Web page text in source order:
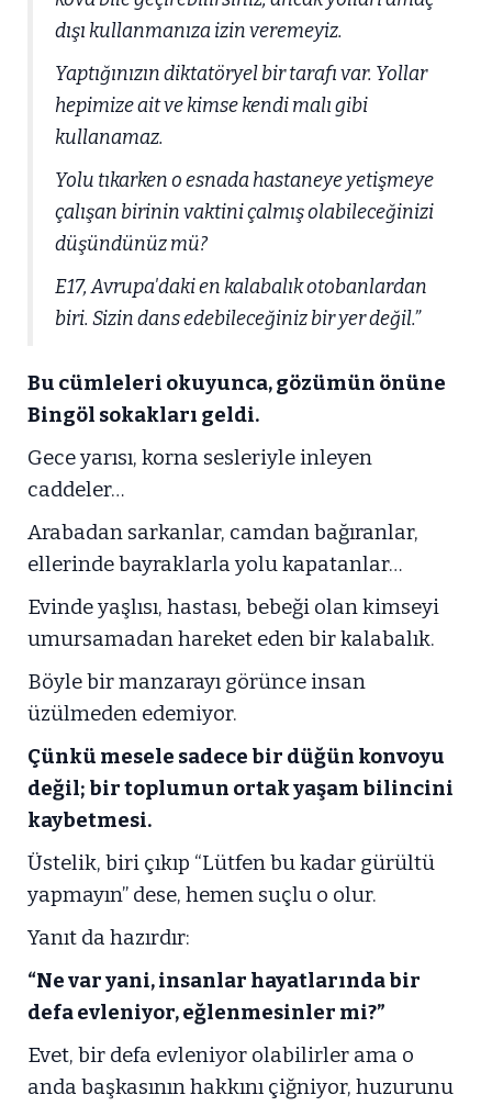
dışı kullanmanıza izin veremeyiz.
Yaptığınızın diktatöryel bir tarafı var. Yollar
hepimize ait ve kimse kendi malı gibi
kullanamaz.
Yolu tıkarken o esnada hastaneye yetişmeye
çalışan birinin vaktini çalmış olabileceğinizi
düşündünüz mü?
E17, Avrupa'daki en kalabalık otobanlardan
biri. Sizin dans edebileceğiniz bir yer değil.”
Bu cümleleri okuyunca, gözümün önüne
Bingöl sokakları geldi.
Gece yarısı, korna sesleriyle inleyen
caddeler…
Arabadan sarkanlar, camdan bağıranlar,
ellerinde bayraklarla yolu kapatanlar…
Evinde yaşlısı, hastası, bebeği olan kimseyi
umursamadan hareket eden bir kalabalık.
Böyle bir manzarayı görünce insan
üzülmeden edemiyor.
Çünkü mesele sadece bir düğün konvoyu
değil; bir toplumun ortak yaşam bilincini
kaybetmesi.
Üstelik, biri çıkıp “Lütfen bu kadar gürültü
yapmayın” dese, hemen suçlu o olur.
Yanıt da hazırdır:
“Ne var yani, insanlar hayatlarında bir
defa evleniyor, eğlenmesinler mi?”
Evet, bir defa evleniyor olabilirler ama o
anda başkasının hakkını çiğniyor, huzurunu